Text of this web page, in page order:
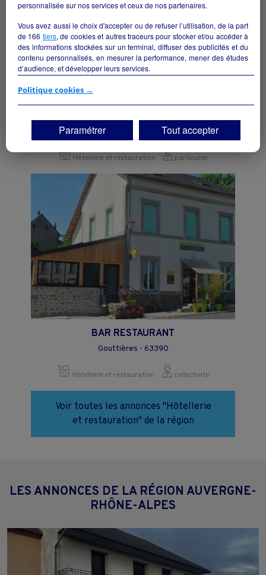
Ensemble Touristique - Gîte de groupe/
Chambres d'hôtes 25 couchages - Massif du
Besse-et-Saint-Anastaise - 63610
Hôtellerie et restauration particulier
BAR RESTAURANT
Gouttières - 63390
Hôtellerie et restauration collectivite
Voir toutes les annonces "Hôtellerie
et restauration" de la région
LES ANNONCES DE LA RÉGION AUVERGNE-
RHÔNE-ALPES
personnalisée sur nos services et ceux de nos partenaires.
Vous avez aussi le choix d'accepter ou de refuser l’utilisation, de la part
de 166 tiers, de cookies et autres traceurs pour stocker et/ou accéder à
des informations stockées sur un terminal, diffuser des publicités et du
contenu personnalisés, en mesurer la performance, mener des études
d’audience, et développer leurs services.
Si vous continuez sans accepter, les fonctionnalités liées à la
vos centres d'intérêt. Seuls lescookies/traceurs techniquesseront
déposés et lus sur votre terminal.
Vous pouvez exprimer vos choix en cliquant sur "Tout accepter",
"Continuer sans accepter" ou "Paramétrer", et les modifier à tout
moment en cliquant sur le lien "Paramétrez vos choix" situé en bas de
Politique cookies →
Paramétrer Tout accepter